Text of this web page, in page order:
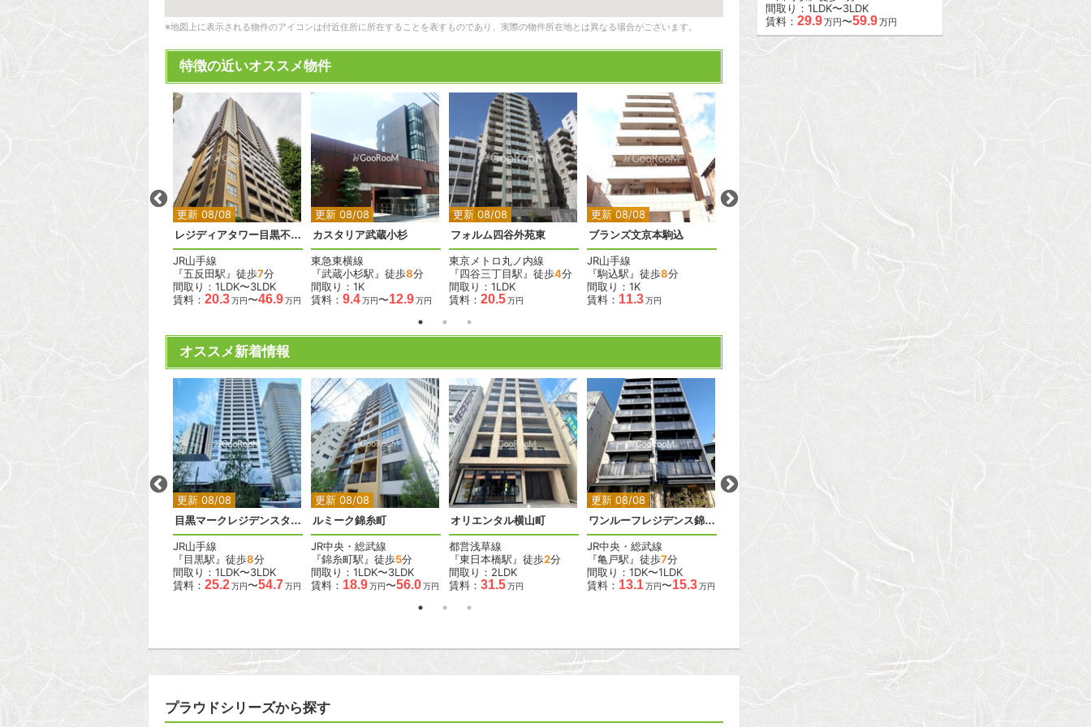
※地図上に表示される物件のアイコンは付近住所に所在することを表すものであり、実際の物件所在地とは異なる場合がございます。
特徴の近いオススメ物件
更新 08/08
2 2
レジディアタワー目黒不動前
JR山手線
『五反田駅』徒歩7分
間取り：1LDK〜3LDK
賃料： 20.3万円〜46.9万円
更新 08/08
2
カスタリア武蔵小杉
東急東横線
『武蔵小杉駅』徒歩8分
間取り：1K
賃料： 9.4万円〜12.9万円
更新 08/08
2
フォルム四谷外苑東
東京メトロ丸ノ内線
『四谷三丁目駅』徒歩4分
間取り：1LDK
賃料： 20.5万円
更新 08/08
ブランズ文京本駒込
JR山手線
『駒込駅』徒歩8分
間取り：1K
賃料： 11.3万円
更新 08/08
テラス恵比寿の丘
JR山手線
『恵比寿駅』徒歩
万円
オススメ新着情報
更新 08/08
2
目黒マークレジデンスタワー
JR山手線
『目黒駅』徒歩8分
間取り：1LDK〜3LDK
賃料： 25.2万円〜54.7万円
更新 08/08
2
ルミーク錦糸町
JR中央・総武線
『錦糸町駅』徒歩5分
間取り：1LDK〜3LDK
賃料： 18.9万円〜56.0万円
2
オリエンタル横山町
都営浅草線
『東日本橋駅』徒歩2分
間取り：2LDK
賃料： 31.5万円
更新 08/08
2 2
ワンルーフレジデンス錦糸町
JR中央・総武線
『亀戸駅』徒歩7分
間取り：1DK〜1LDK
賃料： 13.1万円〜15.3万円
JR山手線
『五反田駅』徒歩
12
賃料：17.6
プラウドシリーズから探す
間取り：1LDK〜3LDK
賃料： 29.9万円〜59.9万円